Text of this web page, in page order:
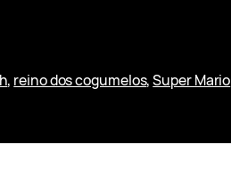
, reino dos cogumelos, Super Mario